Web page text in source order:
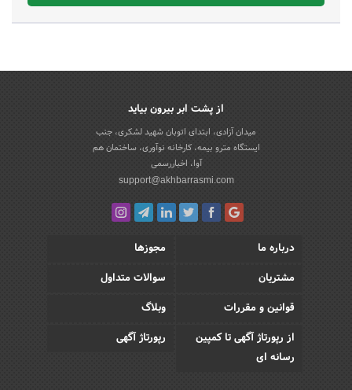
از پشت ابر بیرون بیاید
میدان آزادی، ابتدای اتوبان شهید لشکری، جنب
ایستگاه مترو بیمه، کارخانه نوآوری، ساختمان هم
آوا، اخباررسمی
support@akhbarrasmi.com
درباره ما
مجوزها
مشتریان
سوالات متداول
قوانین و مقررات
وبلاگ
از رپورتاژ آگهی تا کمپین
رسانه ای
رپورتاژ آگهی